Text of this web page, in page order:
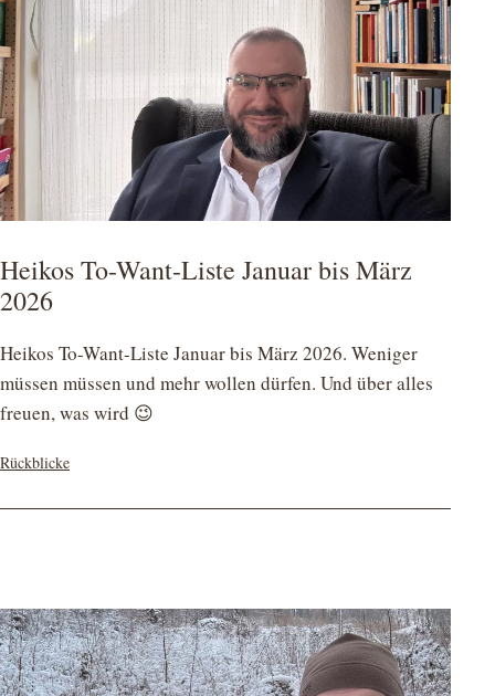
Heikos To-Want-Liste Januar bis März
2026
Heikos To-Want-Liste Januar bis März 2026. Weniger
müssen müssen und mehr wollen dürfen. Und über alles
freuen, was wird 😉
Kategorisiert
Rückblicke